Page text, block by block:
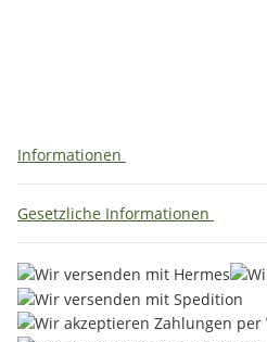
Informationen
Gesetzliche Informationen